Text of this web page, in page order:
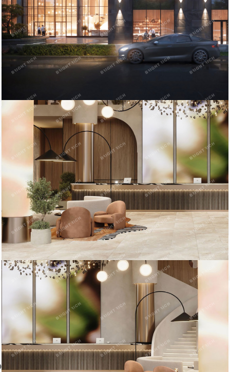
Bright Rich | CORFAC
International
Телефон
Показать телефон
Электричество: есть
Состояние ремонта: Отличное
Купить офисное помещение:
Офисное помещение 477.9 кв. м в бизнес-центре Saan. Прямая
продажа, без комиссии.
Район: Приморский.
Характеристики:
- Класс: B +;
- Арендопригодная площадь: 53671.21;
- Кол-во мест подземного паркинга: 202.
Стоимость: 186 994 025 руб.
Оформление сделки напрямую от собственника, без комиссии.
Готовы оперативно организовать просмотр в удобное время,
предоставить PDF-презентацию и план.
ID = c_1782893.
Пожаловаться на объявление
Продано
Несуществующий объект
Неверная цена
Неверный адрес
Не дозвониться
Другая причина
Связаться с продавцом
Следить за объектом